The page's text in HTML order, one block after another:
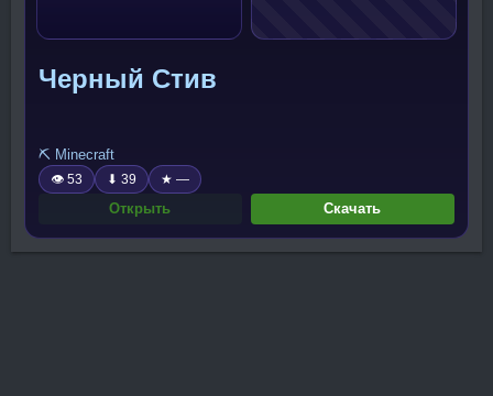
Черный Стив
⛏️ Minecraft
👁 53 ⬇ 39 ★ —
Открыть Скачать